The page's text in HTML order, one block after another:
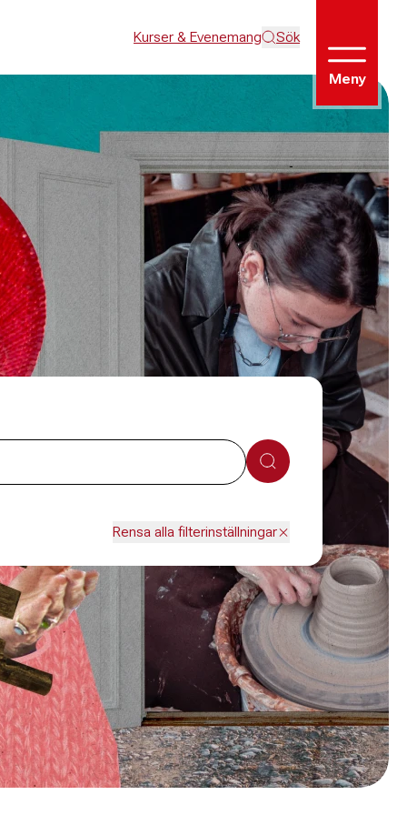
Kurser & Evenemang Sök
Meny
Sök
Rensa alla filterinställningar